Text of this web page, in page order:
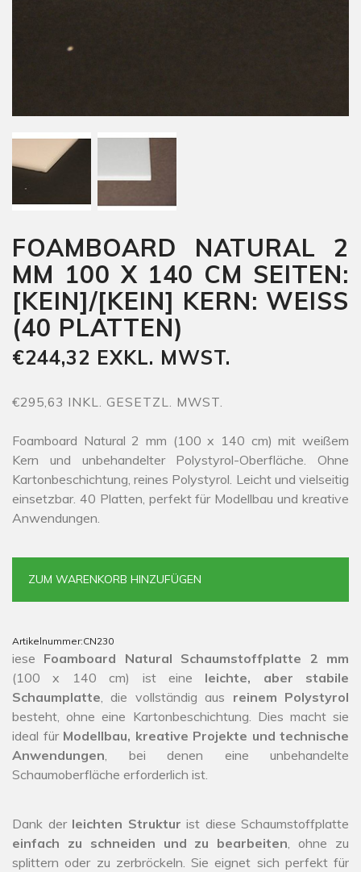
FOAMBOARD NATURAL 2
MM 100 X 140 CM SEITEN:
[KEIN]/[KEIN] KERN: WEISS
(40 PLATTEN)
€244,32 EXKL. MWST.
€295,63 INKL. GESETZL. MWST.
Foamboard Natural 2 mm (100 x 140 cm) mit weißem
Kern und unbehandelter Polystyrol-Oberfläche. Ohne
Kartonbeschichtung, reines Polystyrol. Leicht und vielseitig
einsetzbar. 40 Platten, perfekt für Modellbau und kreative
Anwendungen.
ZUM WARENKORB HINZUFÜGEN
Artikelnummer:CN230
iese Foamboard Natural Schaumstoffplatte 2 mm
(100 x 140 cm) ist eine leichte, aber stabile
Schaumplatte, die vollständig aus reinem Polystyrol
besteht, ohne eine Kartonbeschichtung. Dies macht sie
ideal für Modellbau, kreative Projekte und technische
Anwendungen, bei denen eine unbehandelte
Schaumoberfläche erforderlich ist.
Dank der leichten Struktur ist diese Schaumstoffplatte
einfach zu schneiden und zu bearbeiten, ohne zu
splittern oder zu zerbröckeln. Sie eignet sich perfekt für